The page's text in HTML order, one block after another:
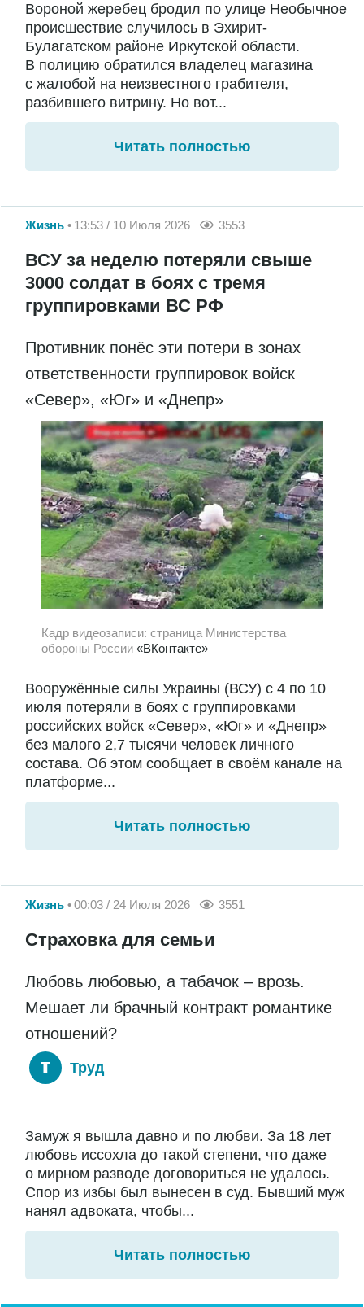
Вороной жеребец бродил по улице Необычное
происшествие случилось в Эхирит-
Булагатском районе Иркутской области.
В полицию обратился владелец магазина
с жалобой на неизвестного грабителя,
разбившего витрину. Но вот...
Читать полностью
Жизнь 13:53 / 10 Июля 2026 3553
ВСУ за неделю потеряли свыше
3000 солдат в боях с тремя
группировками ВС РФ
Противник понёс эти потери в зонах
ответственности группировок войск
«Север», «Юг» и «Днепр»
Кадр видеозаписи: страница Министерства
обороны России «ВКонтакте»
Вооружённые силы Украины (ВСУ) с 4 по 10
июля потеряли в боях с группировками
российских войск «Север», «Юг» и «Днепр»
без малого 2,7 тысячи человек личного
состава. Об этом сообщает в своём канале на
платформе...
Читать полностью
Жизнь 00:03 / 24 Июля 2026 3551
Страховка для семьи
Любовь любовью, а табачок – врозь.
Мешает ли брачный контракт романтике
отношений?
Труд
Замуж я вышла давно и по любви. За 18 лет
любовь иссохла до такой степени, что даже
о мирном разводе договориться не удалось.
Спор из избы был вынесен в суд. Бывший муж
нанял адвоката, чтобы...
Читать полностью